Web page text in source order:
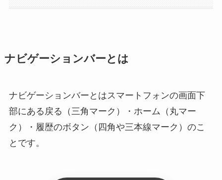
ナビゲーションバーとは
ナビゲーションバーとはスマートフォンの画面下
部にある戻る（三角マーク）・ホーム（丸マー
ク）・履歴のボタン（四角や三本線マーク）のこ
とです。